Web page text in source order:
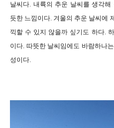
날씨다. 내륙의 추운 날씨를 생각
듯한 느낌이다. 겨울의 추운 날씨에
끽할 수 있지 않을까 싶기도 하다.
이다. 따뜻한 날씨임에도 바람하나
성이다.